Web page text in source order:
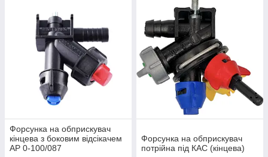
Форсунка на обприскувач
кінцева з боковим відсікачем
AP 0-100/087
Форсунка на обприскувач
потрійна під КАС (кінцева)